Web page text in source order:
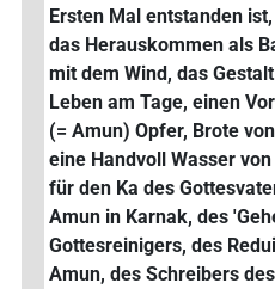
Ersten Mal entstanden
das Herauskommen als
mit dem Wind, das
Leben am Tage, einen
(= Amun) Opfer, Brote
eine Handvoll Wasser
für den Ka des
Amun in Karnak, des
Gottesreinigers, des
Amun, des Schreibers